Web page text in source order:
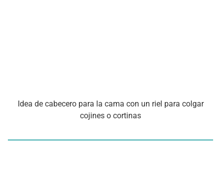
Idea de cabecero para la cama con un riel para colgar
cojines o cortinas